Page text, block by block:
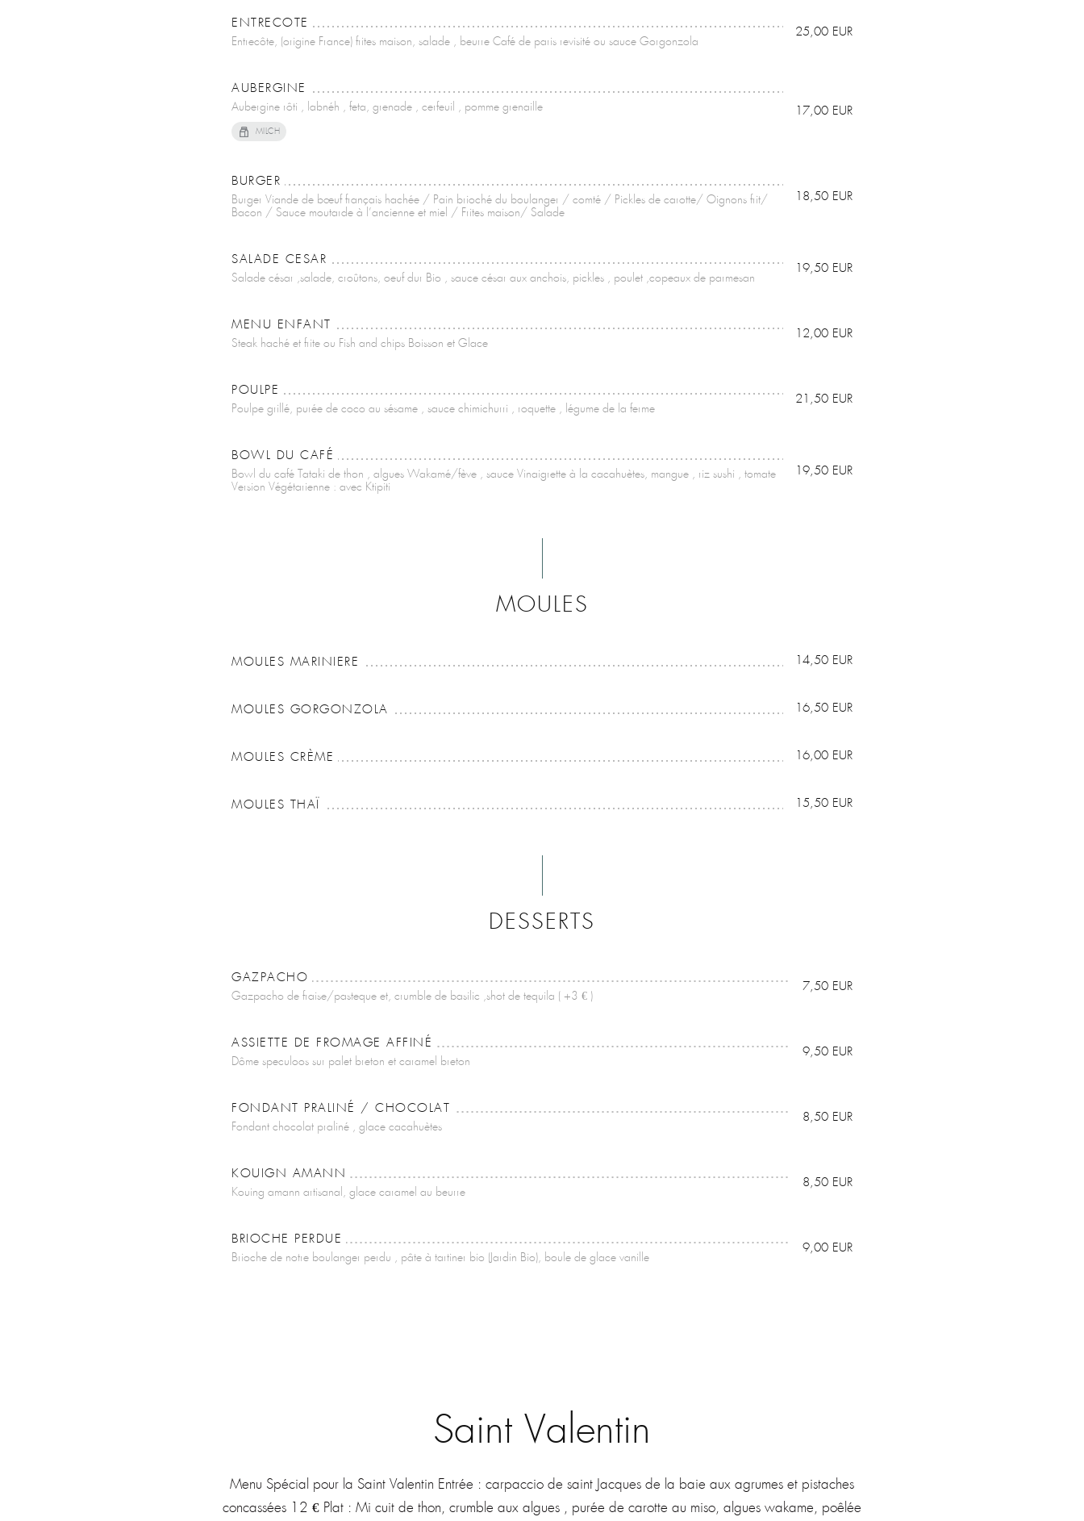
ENTRECOTE
Entrecôte, (origine France) frites maison, salade , beurre Café de paris revisité ou sauce Gorgonzola
25,00 EUR
AUBERGINE
Aubergine rôti , labnéh , feta, grenade , cerfeuil , pomme grenaille
MILCH
17,00 EUR
BURGER
Burger Viande de bœuf français hachée / Pain brioché du boulanger / comté / Pickles de carotte/ Oignons frit/
Bacon / Sauce moutarde à l’ancienne et miel / Frites maison/ Salade
18,50 EUR
SALADE CESAR
Salade césar ,salade, croûtons, oeuf dur Bio , sauce césar aux anchois, pickles , poulet ,copeaux de parmesan
19,50 EUR
MENU ENFANT
Steak haché et frite ou Fish and chips Boisson et Glace
12,00 EUR
POULPE
Poulpe grillé, purée de coco au sésame , sauce chimichurri , roquette , légume de la ferme
21,50 EUR
BOWL DU CAFÉ
Bowl du café Tataki de thon , algues Wakamé/fève , sauce Vinaigrette à la cacahuètes, mangue , riz sushi , tomate
Version Végétarienne : avec Ktipiti
19,50 EUR
MOULES
MOULES MARINIERE 14,50 EUR
MOULES GORGONZOLA 16,50 EUR
MOULES CRÈME 16,00 EUR
MOULES THAÏ 15,50 EUR
DESSERTS
GAZPACHO
Gazpacho de fraise/pasteque et, crumble de basilic ,shot de tequila ( +3 € )
7,50 EUR
ASSIETTE DE FROMAGE AFFINÉ
Dôme speculoos sur palet breton et caramel breton
9,50 EUR
FONDANT PRALINÉ / CHOCOLAT
Fondant chocolat praliné , glace cacahuètes
8,50 EUR
KOUIGN AMANN
Kouing amann artisanal, glace caramel au beurre
8,50 EUR
BRIOCHE PERDUE
Brioche de notre boulanger perdu , pâte à tartiner bio (Jardin Bio), boule de glace vanille
9,00 EUR
Saint Valentin
Menu Spécial pour la Saint Valentin Entrée : carpaccio de saint Jacques de la baie aux agrumes et pistaches
concassées 12 € Plat : Mi cuit de thon, crumble aux algues , purée de carotte au miso, algues wakame, poêlée
Le Café de la Plage